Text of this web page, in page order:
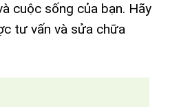
cuộc sống của bạn. Hãy
tư vấn và sửa chữa